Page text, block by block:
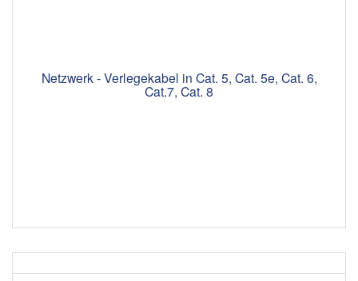
Netzwerk - Verlegekabel in Cat. 5, Cat. 5e, Cat. 6,
Cat.7, Cat. 8